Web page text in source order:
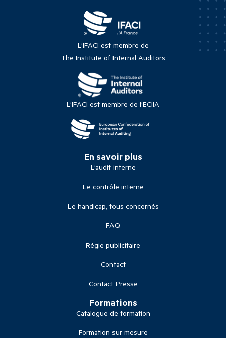
L’IFACI est membre de
The Institute of Internal Auditors
L’IFACI est membre de l’ECIIA
En savoir plus
L’audit interne
Le contrôle interne
Le handicap, tous concernés
FAQ
Régie publicitaire
Contact
Contact Presse
Formations
Catalogue de formation
Formation sur mesure